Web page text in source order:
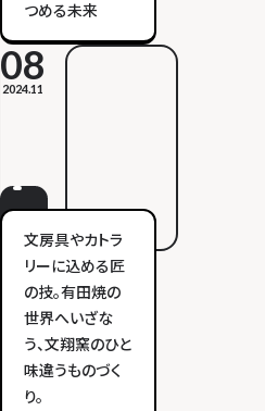
つめる未来
08
2024.11
文房具やカトラ
リーに込める匠
の技。有田焼の
世界へいざな
う、文翔窯のひと
味違うものづく
り。